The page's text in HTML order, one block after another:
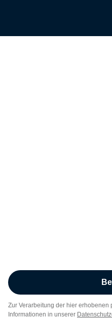
Zur Verarbeitung der hier
Informationen in unserer